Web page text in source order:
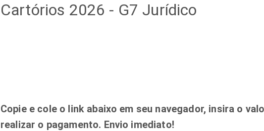
Cartórios 2026 - G7 Jurídico
Copie e cole o link abaixo em seu navegador, insira o
realizar o pagamento. Envio imediato!